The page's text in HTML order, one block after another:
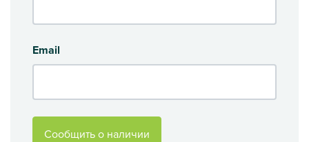
Email
Сообщить о наличии